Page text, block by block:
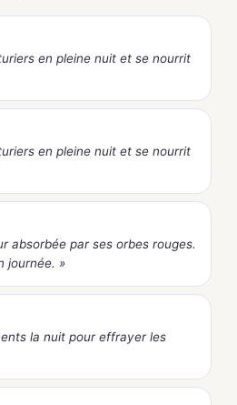
en pleine nuit et se nourrit
en pleine nuit et se nourrit
absorbée par ses orbes rouges.
journée. »
la nuit pour effrayer les